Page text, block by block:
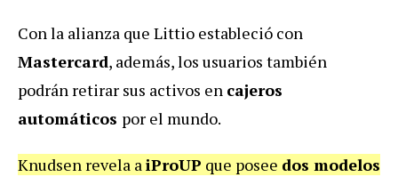
Con la alianza que Littio estableció con
Mastercard, además, los usuarios también
podrán retirar sus activos en cajeros
automáticos por el mundo.
Knudsen revela aiProUP que posee dos modelos